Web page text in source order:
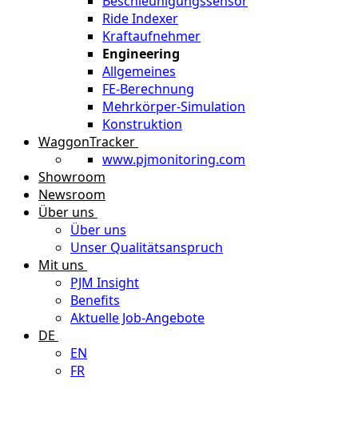
Ride Indexer
Kraftaufnehmer
Engineering
Allgemeines
FE-Berechnung
Mehrkörper-Simulation
Konstruktion
WaggonTracker
www.pjmonitoring.com
Showroom
Newsroom
Über uns
Über uns
Unser Qualitätsanspruch
Mit uns
PJM Insight
Benefits
Aktuelle Job-Angebote
DE
EN
FR